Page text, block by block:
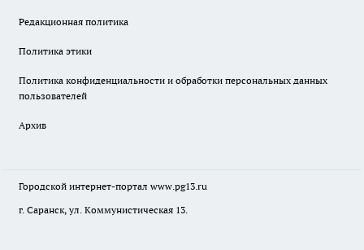
Редакционная политика
Политика этики
Политика конфиденциальности и обработки персональных данных
пользователей
Архив
Городской интернет-портал www.pg13.ru
г. Саранск, ул. Коммунистическая 13.